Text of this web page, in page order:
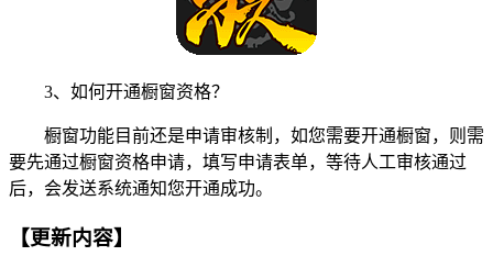
3、如何开通橱窗资格？
橱窗功能目前还是申请审核制，如您需要开通橱窗，则需
要先通过橱窗资格申请，填写申请表单，等待人工审核通过
后，会发送系统通知您开通成功。
【更新内容】